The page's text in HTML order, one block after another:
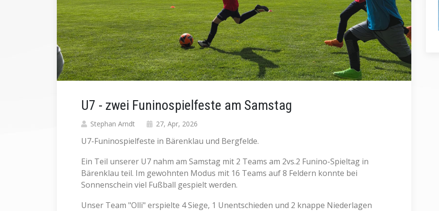
U7 - zwei Funinospielfeste am Samstag
Stephan Arndt 27, Apr, 2026
U7-Funinospielfeste in Bärenklau und Bergfelde.
Ein Teil unserer U7 nahm am Samstag mit 2 Teams am 2vs.2 Funino-Spieltag in
Bärenklau teil. Im gewohnten Modus mit 16 Teams auf 8 Feldern konnte bei
Sonnenschein viel Fußball gespielt werden.
Unser Team "Olli" erspielte 4 Siege, 1 Unentschieden und 2 knappe Niederlagen